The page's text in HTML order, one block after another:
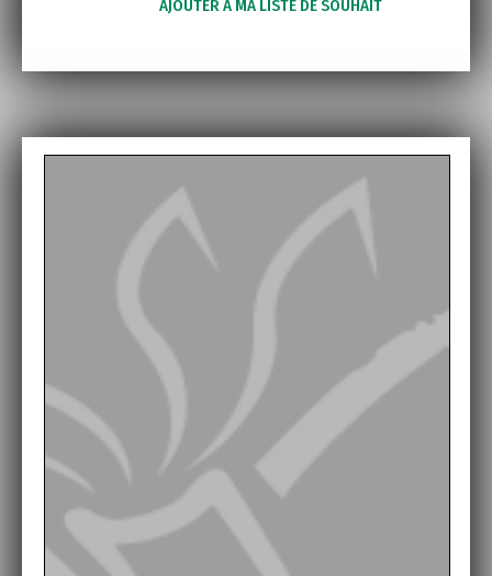
AJOUTER À MA LISTE DE SOUHAIT